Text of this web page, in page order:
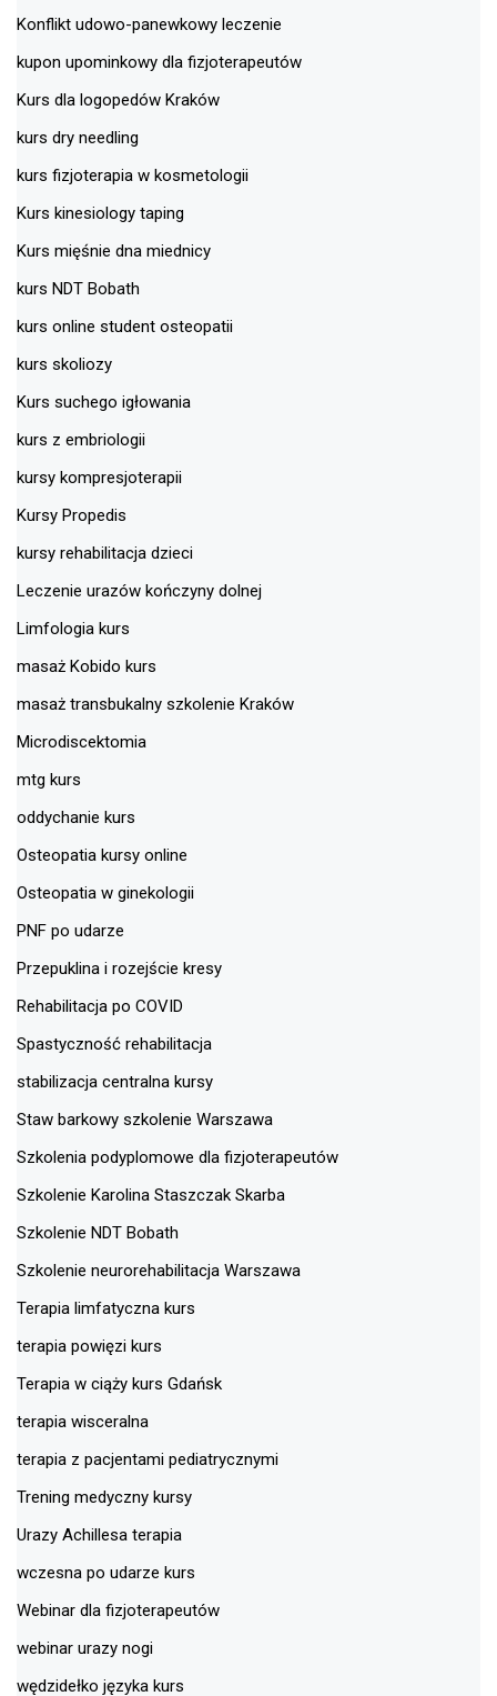
Konflikt udowo-panewkowy leczenie
kupon upominkowy dla fizjoterapeutów
Kurs dla logopedów Kraków
kurs dry needling
kurs fizjoterapia w kosmetologii
Kurs kinesiology taping
Kurs mięśnie dna miednicy
kurs NDT Bobath
kurs online student osteopatii
kurs skoliozy
Kurs suchego igłowania
kurs z embriologii
kursy kompresjoterapii
Kursy Propedis
kursy rehabilitacja dzieci
Leczenie urazów kończyny dolnej
Limfologia kurs
masaż Kobido kurs
masaż transbukalny szkolenie Kraków
Microdiscektomia
mtg kurs
oddychanie kurs
Osteopatia kursy online
Osteopatia w ginekologii
PNF po udarze
Przepuklina i rozejście kresy
Rehabilitacja po COVID
Spastyczność rehabilitacja
stabilizacja centralna kursy
Staw barkowy szkolenie Warszawa
Szkolenia podyplomowe dla fizjoterapeutów
Szkolenie Karolina Staszczak Skarba
Szkolenie NDT Bobath
Szkolenie neurorehabilitacja Warszawa
Terapia limfatyczna kurs
terapia powięzi kurs
Terapia w ciąży kurs Gdańsk
terapia wisceralna
terapia z pacjentami pediatrycznymi
Trening medyczny kursy
Urazy Achillesa terapia
wczesna po udarze kurs
Webinar dla fizjoterapeutów
webinar urazy nogi
wędzidełko języka kurs